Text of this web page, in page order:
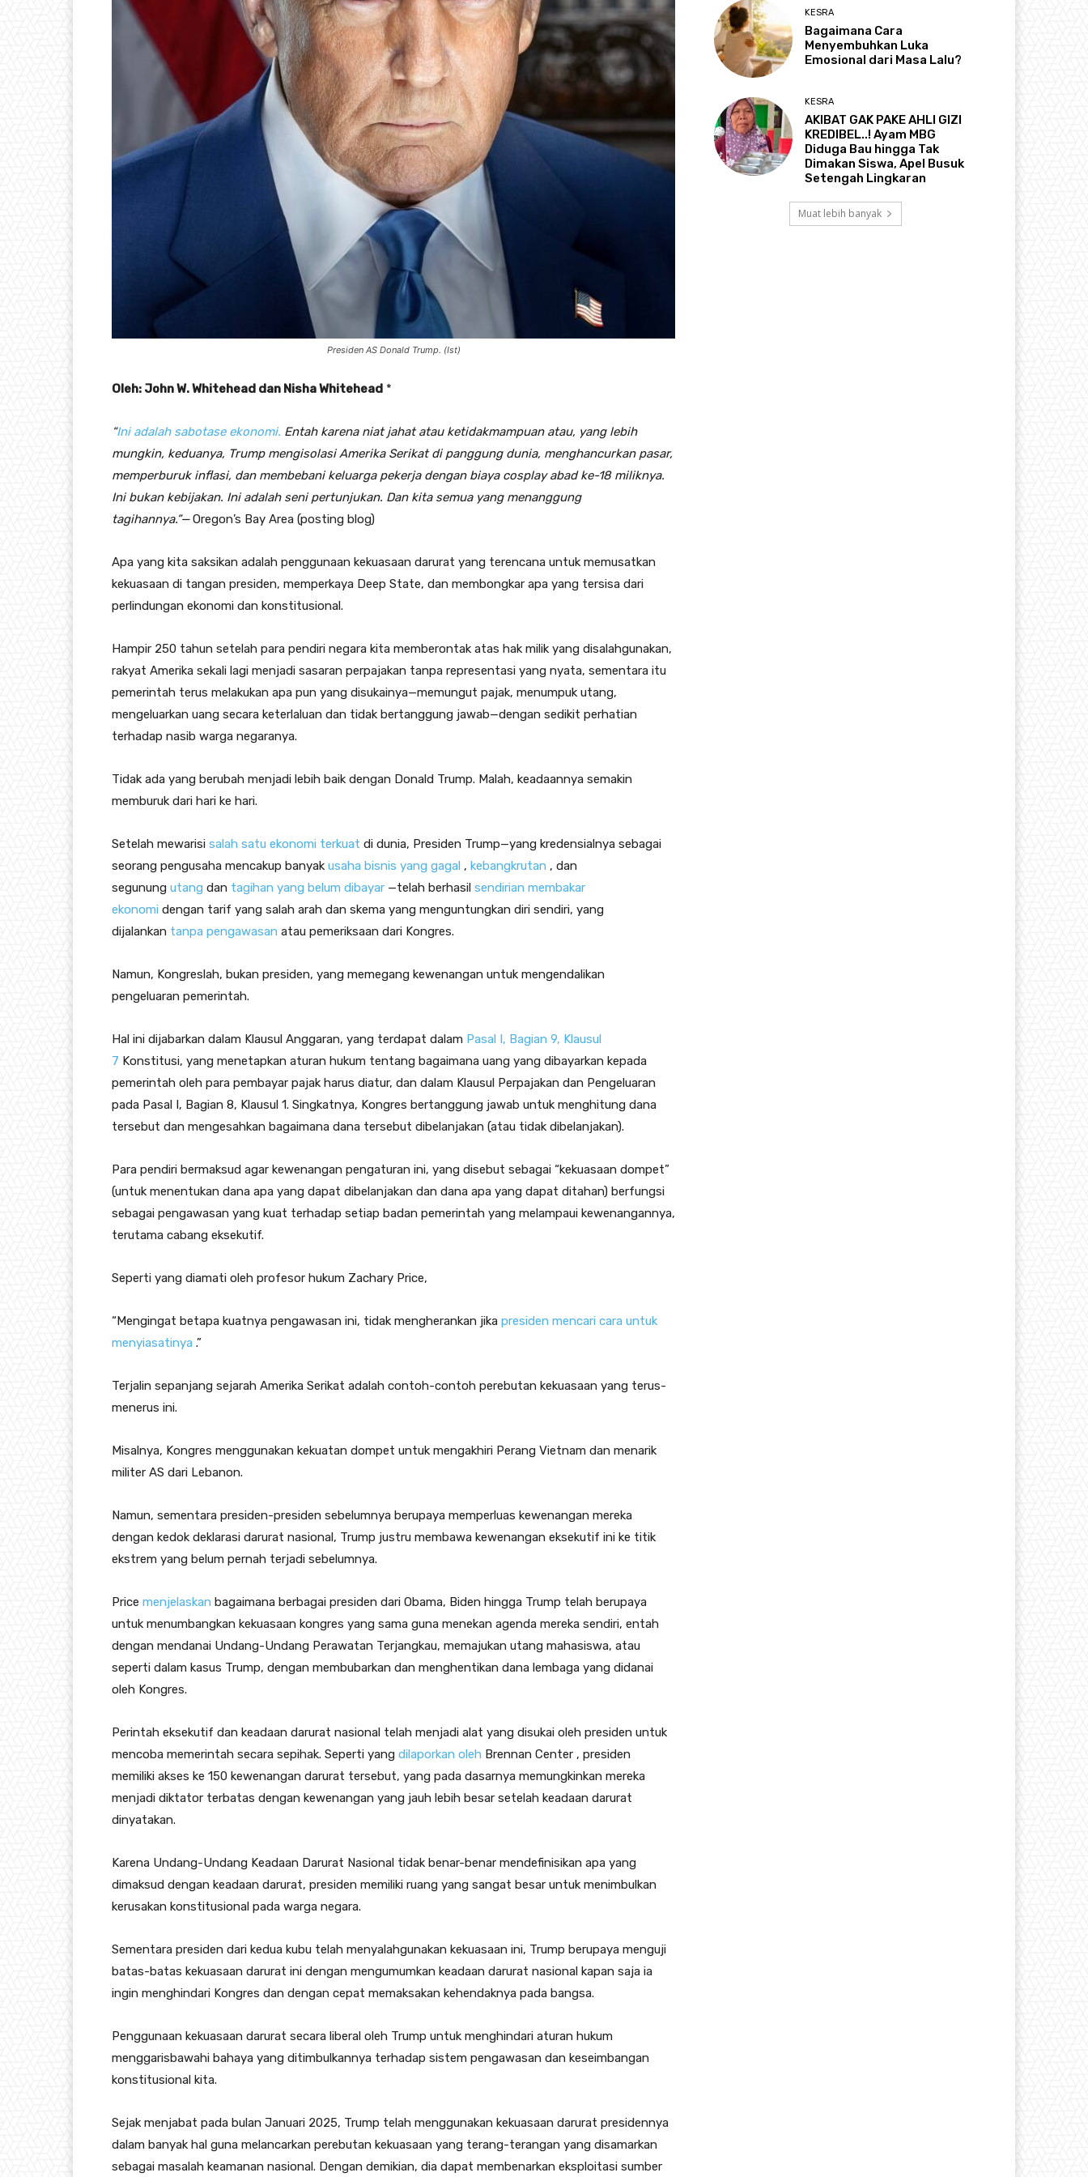
Presiden AS Donald Trump. (Ist)
Oleh: John W. Whitehead dan Nisha Whitehead *
“Ini adalah sabotase ekonomi. Entah karena niat jahat atau ketidakmampuan atau, yang lebih
mungkin, keduanya, Trump mengisolasi Amerika Serikat di panggung dunia, menghancurkan pasar,
memperburuk inflasi, dan membebani keluarga pekerja dengan biaya cosplay abad ke-18 miliknya.
Ini bukan kebijakan. Ini adalah seni pertunjukan. Dan kita semua yang menanggung
tagihannya.”—Oregon’s Bay Area (posting blog)
Apa yang kita saksikan adalah penggunaan kekuasaan darurat yang terencana untuk memusatkan
kekuasaan di tangan presiden, memperkaya Deep State, dan membongkar apa yang tersisa dari
perlindungan ekonomi dan konstitusional.
Hampir 250 tahun setelah para pendiri negara kita memberontak atas hak milik yang disalahgunakan,
rakyat Amerika sekali lagi menjadi sasaran perpajakan tanpa representasi yang nyata, sementara itu
pemerintah terus melakukan apa pun yang disukainya—memungut pajak, menumpuk utang,
mengeluarkan uang secara keterlaluan dan tidak bertanggung jawab—dengan sedikit perhatian
terhadap nasib warga negaranya.
Tidak ada yang berubah menjadi lebih baik dengan Donald Trump. Malah, keadaannya semakin
memburuk dari hari ke hari.
Setelah mewarisi salah satu ekonomi terkuat di dunia, Presiden Trump—yang kredensialnya sebagai
seorang pengusaha mencakup banyak usaha bisnis yang gagal , kebangkrutan , dan
segunung utang dan tagihan yang belum dibayar —telah berhasil sendirian membakar
ekonomi dengan tarif yang salah arah dan skema yang menguntungkan diri sendiri, yang
dijalankan tanpa pengawasan atau pemeriksaan dari Kongres.
Namun, Kongreslah, bukan presiden, yang memegang kewenangan untuk mengendalikan
pengeluaran pemerintah.
Hal ini dijabarkan dalam Klausul Anggaran, yang terdapat dalam Pasal I, Bagian 9, Klausul
7 Konstitusi, yang menetapkan aturan hukum tentang bagaimana uang yang dibayarkan kepada
pemerintah oleh para pembayar pajak harus diatur, dan dalam Klausul Perpajakan dan Pengeluaran
pada Pasal I, Bagian 8, Klausul 1. Singkatnya, Kongres bertanggung jawab untuk menghitung dana
tersebut dan mengesahkan bagaimana dana tersebut dibelanjakan (atau tidak dibelanjakan).
Para pendiri bermaksud agar kewenangan pengaturan ini, yang disebut sebagai “kekuasaan dompet”
(untuk menentukan dana apa yang dapat dibelanjakan dan dana apa yang dapat ditahan) berfungsi
sebagai pengawasan yang kuat terhadap setiap badan pemerintah yang melampaui kewenangannya,
terutama cabang eksekutif.
Seperti yang diamati oleh profesor hukum Zachary Price,
“Mengingat betapa kuatnya pengawasan ini, tidak mengherankan jika presiden mencari cara untuk
menyiasatinya .”
Terjalin sepanjang sejarah Amerika Serikat adalah contoh-contoh perebutan kekuasaan yang terus-
menerus ini.
Misalnya, Kongres menggunakan kekuatan dompet untuk mengakhiri Perang Vietnam dan menarik
militer AS dari Lebanon.
Namun, sementara presiden-presiden sebelumnya berupaya memperluas kewenangan mereka
dengan kedok deklarasi darurat nasional, Trump justru membawa kewenangan eksekutif ini ke titik
ekstrem yang belum pernah terjadi sebelumnya.
Price menjelaskan bagaimana berbagai presiden dari Obama, Biden hingga Trump telah berupaya
untuk menumbangkan kekuasaan kongres yang sama guna menekan agenda mereka sendiri, entah
dengan mendanai Undang-Undang Perawatan Terjangkau, memajukan utang mahasiswa, atau
seperti dalam kasus Trump, dengan membubarkan dan menghentikan dana lembaga yang didanai
oleh Kongres.
Perintah eksekutif dan keadaan darurat nasional telah menjadi alat yang disukai oleh presiden untuk
mencoba memerintah secara sepihak. Seperti yang dilaporkan oleh Brennan Center , presiden
memiliki akses ke 150 kewenangan darurat tersebut, yang pada dasarnya memungkinkan mereka
menjadi diktator terbatas dengan kewenangan yang jauh lebih besar setelah keadaan darurat
dinyatakan.
Karena Undang-Undang Keadaan Darurat Nasional tidak benar-benar mendefinisikan apa yang
dimaksud dengan keadaan darurat, presiden memiliki ruang yang sangat besar untuk menimbulkan
kerusakan konstitusional pada warga negara.
Sementara presiden dari kedua kubu telah menyalahgunakan kekuasaan ini, Trump berupaya menguji
batas-batas kekuasaan darurat ini dengan mengumumkan keadaan darurat nasional kapan saja ia
ingin menghindari Kongres dan dengan cepat memaksakan kehendaknya pada bangsa.
Penggunaan kekuasaan darurat secara liberal oleh Trump untuk menghindari aturan hukum
menggarisbawahi bahaya yang ditimbulkannya terhadap sistem pengawasan dan keseimbangan
konstitusional kita.
Sejak menjabat pada bulan Januari 2025, Trump telah menggunakan kekuasaan darurat presidennya
dalam banyak hal guna melancarkan perebutan kekuasaan yang terang-terangan yang disamarkan
sebagai masalah keamanan nasional. Dengan demikian, dia dapat membenarkan eksploitasi sumber
KESRA
Bagaimana Cara
Menyembuhkan Luka
Emosional dari Masa Lalu?
KESRA
AKIBAT GAK PAKE AHLI GIZI
KREDIBEL..! Ayam MBG
Diduga Bau hingga Tak
Dimakan Siswa, Apel Busuk
Setengah Lingkaran
Muat lebih banyak